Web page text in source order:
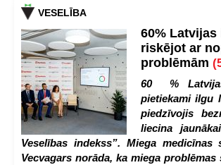
VESELĪBA
60%
riskējot ar
problēmām
60 %
pietiekami ilgu
piedzīvojis
liecina
Veselības indekss”. Miega
Vecvagars norāda, ka miega